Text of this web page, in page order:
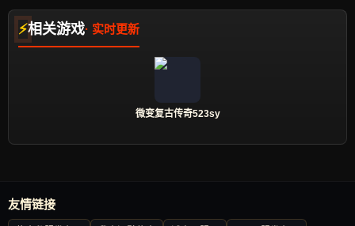
相关游戏
微变复古传奇523sy
友情链接